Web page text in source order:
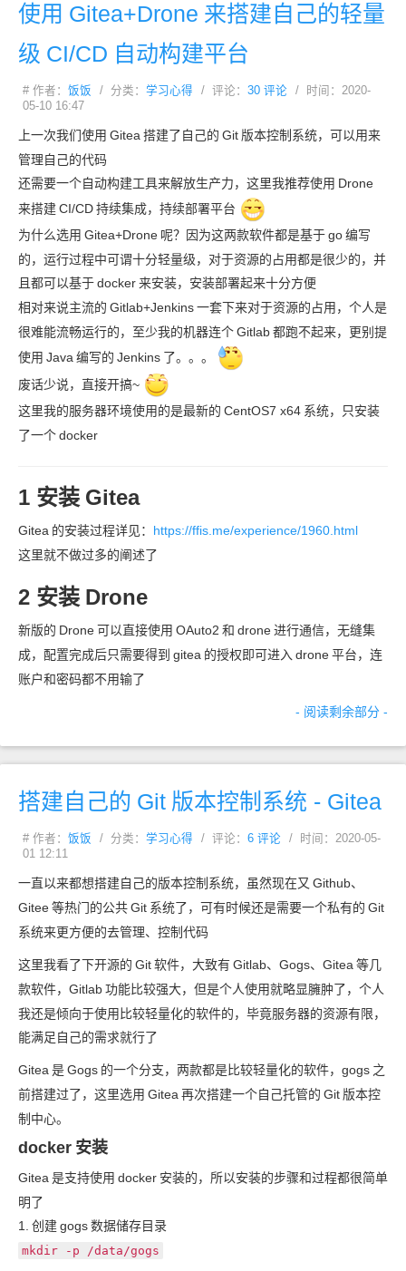
使用 Gitea+Drone 来搭建自己的轻量
级 CI/CD 自动构建平台
# 作者： 饭饭 / 分类： 学习心得 / 评论： 30 评论
/ 时间：2020-
05-10 16:47
上一次我们使用 Gitea搭建了自己的 Git 版本控制系统，可以用来
管理自己的代码
还需要一个自动构建工具来解放生产力，这里我推荐使用 Drone
来搭建CI/CD持续集成，持续部署平台
为什么选用 Gitea+Drone 呢？因为这两款软件都是基于go编写
的，运行过程中可谓十分轻量级，对于资源的占用都是很少的，并
且都可以基于docker来安装，安装部署起来十分方便
相对来说主流的 Gitlab+Jenkins一套下来对于资源的占用，个人是
很难能流畅运行的，至少我的机器连个Gitlab都跑不起来，更别提
使用 Java 编写的 Jenkins 了。。。
废话少说，直接开搞~
这里我的服务器环境使用的是最新的 CentOS7 x64 系统，只安装
了一个docker
1 安装 Gitea
Gitea 的安装过程详见： https://ffis.me/experience/1960.html
这里就不做过多的阐述了
2 安装 Drone
新版的 Drone可以直接使用 OAuto2 和 drone进行通信，无缝集
成，配置完成后只需要得到 gitea 的授权即可进入 drone平台，连
账户和密码都不用输了
- 阅读剩余部分 -
搭建自己的 Git 版本控制系统 - Gitea
# 作者： 饭饭 / 分类： 学习心得 / 评论： 6 评论
/ 时间：2020-05-
01 12:11
一直以来都想搭建自己的版本控制系统，虽然现在又 Github、
Gitee等热门的公共Git 系统了，可有时候还是需要一个私有的 Git
系统来更方便的去管理、控制代码
这里我看了下开源的 Git软件，大致有Gitlab、Gogs、Gitea等几
款软件，Gitlab功能比较强大，但是个人使用就略显臃肿了，个人
我还是倾向于使用比较轻量化的软件的，毕竟服务器的资源有限，
能满足自己的需求就行了
Gitea是Gogs 的一个分支，两款都是比较轻量化的软件，gogs 之
前搭建过了，这里选用 Gitea再次搭建一个自己托管的 Git 版本控
制中心。
docker 安装
Gitea是支持使用 docker 安装的，所以安装的步骤和过程都很简单
明了
1. 创建gogs数据储存目录
mkdir -p /data/gogs